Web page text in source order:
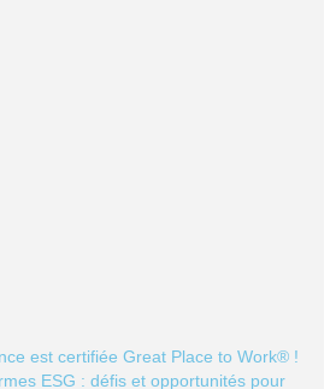
est certifiée Great Place to Work® !
ESG : défis et opportunités pour